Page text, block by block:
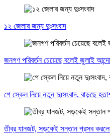
১২ জেলার জন্য দুঃসংবাদ
জনগণ পরিবর্তন চেয়েছে বলেই জুলাই
পে স্কেল নিয়ে নতুন দুঃসংবাদ, বাড়ছে
তীব্র যানজট, সড়কেই সন্তান প্রসব